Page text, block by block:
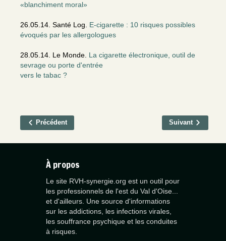
«blanchiment moral»
26.05.14. Santé Log. E-cigarette : 10 risques possibles
évoqués par les allergologues
28.05.14. Le Monde. La cigarette électronique, outil de
sevrage ou porte d'entrée
vers le tabac ?
Précédent Suivant
À propos
Le site RVH-synergie.org est un outil pour
les professionnels de l'est du Val d'Oise...
et d'ailleurs. Une source d'informations
sur les addictions, les infections virales,
les souffrance psychique et les conduites
à risques.